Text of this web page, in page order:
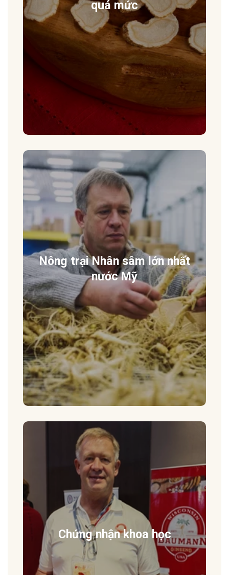
quá mức
Nông trại Nhân sâm lớn nhất
nước Mỹ
Chứng nhận khoa học